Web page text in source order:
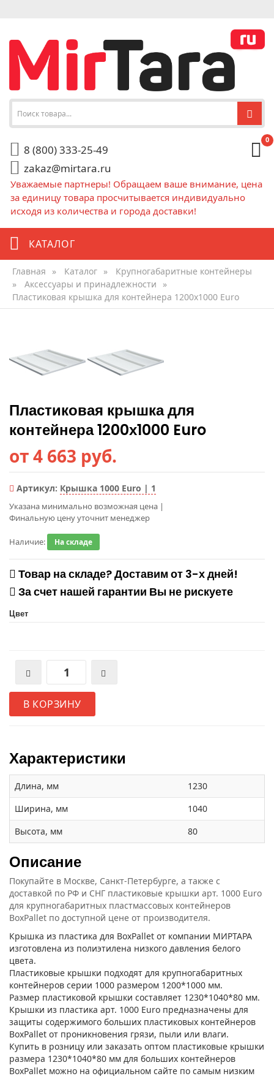
8 (800) 333-25-49
zakaz@mirtara.ru
0
Уважаемые партнеры! Обращаем ваше внимание, цена
за единицу товара просчитывается индивидуально
исходя из количества и города доставки!
КАТАЛОГ
Главная » Каталог »
Крупногабаритные контейнеры
»
Аксессуары и принадлежности
»
Пластиковая крышка для контейнера 1200х1000 Euro
Пластиковая крышка для
контейнера 1200х1000 Euro
от 4 663 руб.
Артикул: Крышка 1000 Euro | 1
Указана минимально возможная цена |
Финальную цену уточнит менеджер
Наличие: На складе
Товар на складе? Доставим от 3-х дней!
За счет нашей гарантии Вы не рискуете
Цвет
В КОРЗИНУ
Характеристики
Длина, мм
1230
Ширина, мм
1040
Высота, мм
80
Описание
Покупайте в Москве, Санкт-Петербурге, а также с
доставкой по РФ и СНГ пластиковые крышки арт. 1000 Euro
для крупногабаритных пластмассовых контейнеров
BoxPallet по доступной цене от производителя.
Крышка из пластика для BoxPallet от компании МИРТАРА
изготовлена из полиэтилена низкого давления белого
цвета.
Пластиковые крышки подходят для крупногабаритных
контейнеров серии 1000 размером 1200*1000 мм.
Размер пластиковой крышки составляет 1230*1040*80 мм.
Крышки из пластика арт. 1000 Euro предназначены для
защиты содержимого больших пластиковых контейнеров
BoxPallet от проникновения грязи, пыли или влаги.
Купить в розницу или заказать оптом пластиковые крышки
размера 1230*1040*80 мм для больших контейнеров
BoxPallet можно на официальном сайте по самым низким